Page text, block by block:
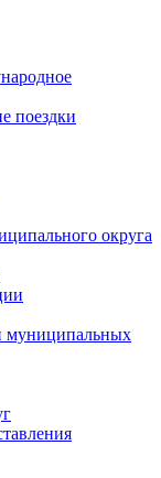
поездки
округа
муниципальных